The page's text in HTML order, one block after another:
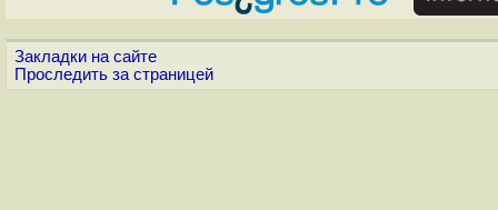
Закладки на сайте
Проследить за страницей